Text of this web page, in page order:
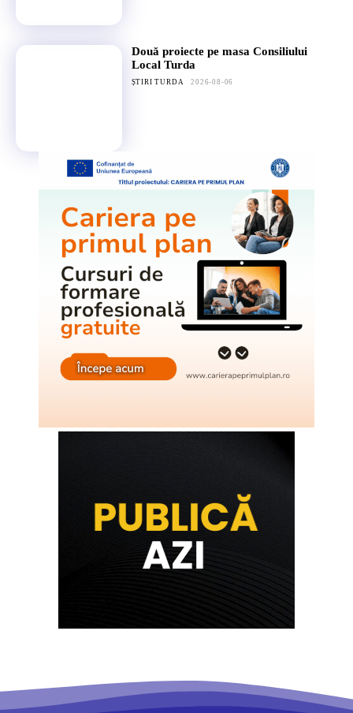
Două proiecte pe masa Consiliului
Local Turda
ȘTIRI TURDA 2026-08-06